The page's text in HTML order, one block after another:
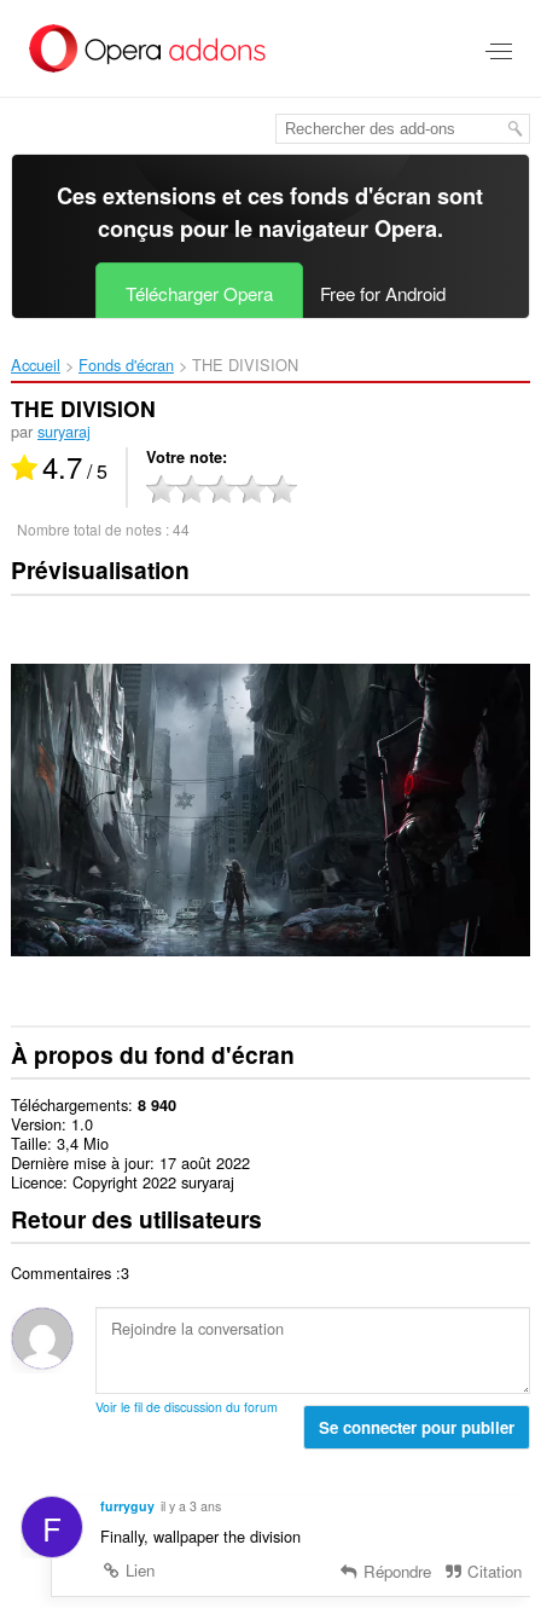
contenu
Ces extensions et ces fonds d'écran sont
conçus pour le navigateur Opera.
Télécharger Opera Free for Android
Accueil Fonds d'écran THE DIVISION‎
THE DIVISION
par suryaraj
4.7/ 5 Votre note
Nombre total de notes :44
Prévisualisation
À propos du fond d'écran
Téléchargements 8 940
Version 1.0
Taille 3,4 Mio
Dernière mise à jour 17 août 2022
Licence Copyright 2022 suryaraj
Retour des utilisateurs
Commentaires :3
Voir le fil de discussion du forum
Se connecter pour publier
F furryguy il y a 3 ans
Finally, wallpaper the division
Lien
Répondre Citation